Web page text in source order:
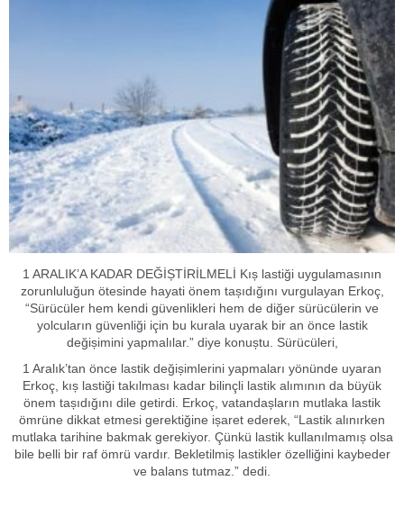
1 ARALIK’A KADAR DEĞİȘTİRİLMELİ Kıș lastiği uygulamasının
zorunluluğun ötesinde hayati önem tașıdığını vurgulayan Erkoç,
“Sürücüler hem kendi güvenlikleri hem de diğer sürücülerin ve
yolcuların güvenliği için bu kurala uyarak bir an önce lastik
değișimini yapmalılar.” diye konuștu. Sürücüleri,
1 Aralık’tan önce lastik değișimlerini yapmaları yönünde uyaran
Erkoç, kıș lastiği takılması kadar bilinçli lastik alımının da büyük
önem tașıdığını dile getirdi. Erkoç, vatandașların mutlaka lastik
ömrüne dikkat etmesi gerektiğine ișaret ederek, “Lastik alınırken
mutlaka tarihine bakmak gerekiyor. Çünkü lastik kullanılmamıș olsa
bile belli bir raf ömrü vardır. Bekletilmiș lastikler özelliğini kaybeder
ve balans tutmaz.” dedi.